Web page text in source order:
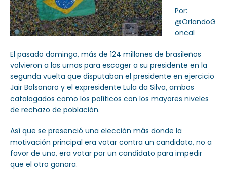
Por:
@OrlandoG
oncal
El pasado domingo, más de 124 millones de brasileños
volvieron a las urnas para escoger a su presidente en la
segunda vuelta que disputaban el presidente en ejercicio
Jair Bolsonaro y el expresidente Lula da Silva, ambos
catalogados como los políticos con los mayores niveles
de rechazo de población.
Así que se presenció una elección más donde la
motivación principal era votar contra un candidato, no a
favor de uno, era votar por un candidato para impedir
que el otro ganara.